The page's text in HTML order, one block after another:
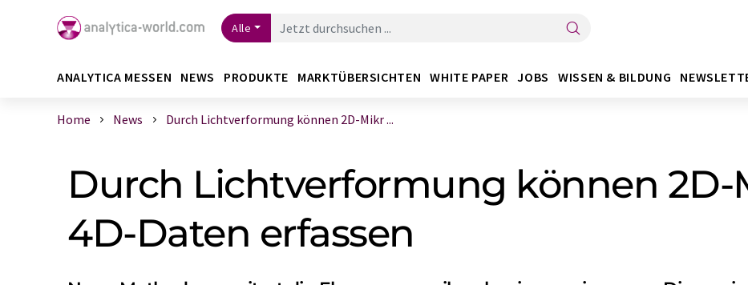
Alle
ANALYTICA MESSEN NEWS PRODUKTE MARKTÜBERSICHTEN WHITE PAPER JOBS WISSEN & BILDUNG
Home News Durch Lichtverformung können 2D-Mikr ...
Durch Lichtverformung können 2D-
4D-Daten erfassen